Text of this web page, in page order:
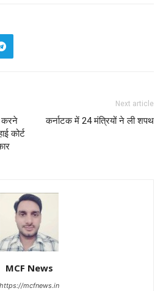
करने
कोर्ट
Next article
कर्नाटक में 24 मंत्रियों ने ली शपथ
MCF News
https://mcfnews.in